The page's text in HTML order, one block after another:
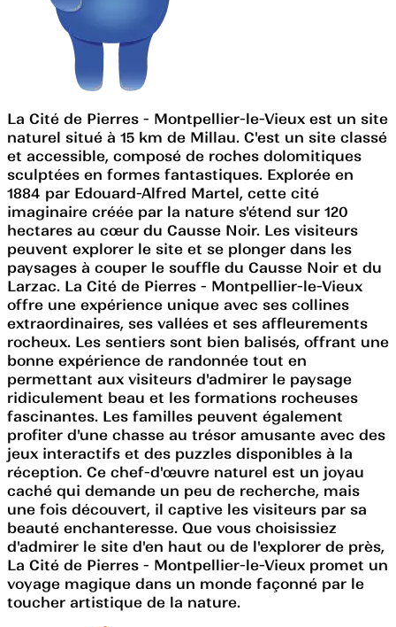
La Cité de Pierres - Montpellier-le-Vieux est un site
naturel situé à 15 km de Millau. C'est un site classé
et accessible, composé de roches dolomitiques
sculptées en formes fantastiques. Explorée en
1884 par Edouard-Alfred Martel, cette cité
imaginaire créée par la nature s'étend sur 120
hectares au cœur du Causse Noir. Les visiteurs
peuvent explorer le site et se plonger dans les
paysages à couper le souffle du Causse Noir et du
Larzac. La Cité de Pierres - Montpellier-le-Vieux
offre une expérience unique avec ses collines
extraordinaires, ses vallées et ses affleurements
rocheux. Les sentiers sont bien balisés, offrant une
bonne expérience de randonnée tout en
permettant aux visiteurs d'admirer le paysage
ridiculement beau et les formations rocheuses
fascinantes. Les familles peuvent également
profiter d'une chasse au trésor amusante avec des
jeux interactifs et des puzzles disponibles à la
réception. Ce chef-d'œuvre naturel est un joyau
caché qui demande un peu de recherche, mais
une fois découvert, il captive les visiteurs par sa
beauté enchanteresse. Que vous choisissiez
d'admirer le site d'en haut ou de l'explorer de près,
La Cité de Pierres - Montpellier-le-Vieux promet un
voyage magique dans un monde façonné par le
toucher artistique de la nature.